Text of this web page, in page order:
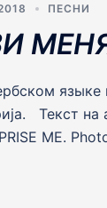
ПЕСНИ
Текст на
ME.